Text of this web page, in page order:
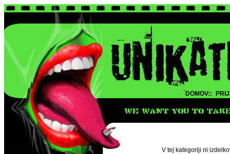
DOMOV::
WE WANT YOU TO
V tej kategoriji ni